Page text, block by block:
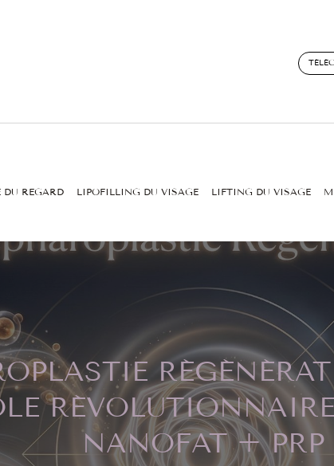
REGARD LIPOFILLING DU VISAGE LIFTING DU VISAGE
NANOFAT + PRP